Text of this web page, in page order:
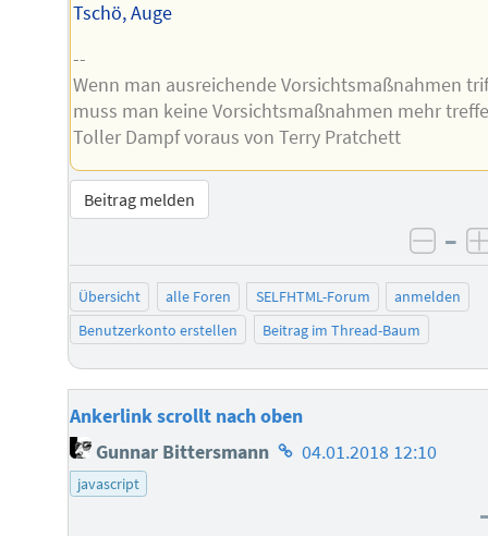
Tschö, Auge
--
Wenn man ausreichende Vorsichtsmaßnahmen
muss man keine Vorsichtsmaßnahmen mehr
Toller Dampf voraus von Terry Pratchett
Beitrag melden
–
Übersicht alle Foren SELFHTML-Forum
anmelden
Benutzerkonto erstellen
Beitrag im Thread-Baum
Ankerlink scrollt nach oben
Gunnar Bittersmann Homepage
04.01.2018 12:10
javascript